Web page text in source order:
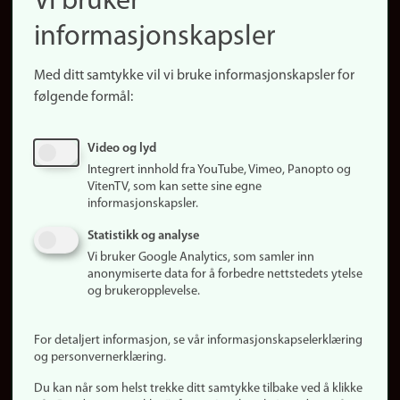
(no)
Finn forsker
Presse
Finn studier
Ledige stillinger
Om nettstedet
Informasjonskapsler
Personvern
informasjonskapsler
Med ditt samtykke vil vi bruke informasjonskapsler for
følgende formål:
Video og lyd
Integrert innhold fra YouTube, Vimeo, Panopto og
VitenTV, som kan sette sine egne
informasjonskapsler.
Statistikk og analyse
Vi bruker Google Analytics, som samler inn
anonymiserte data for å forbedre nettstedets ytelse
og brukeropplevelse.
For detaljert informasjon, se vår informasjonskapselerklæring
og personvernerklæring.
Du kan når som helst trekke ditt samtykke tilbake ved å klikke